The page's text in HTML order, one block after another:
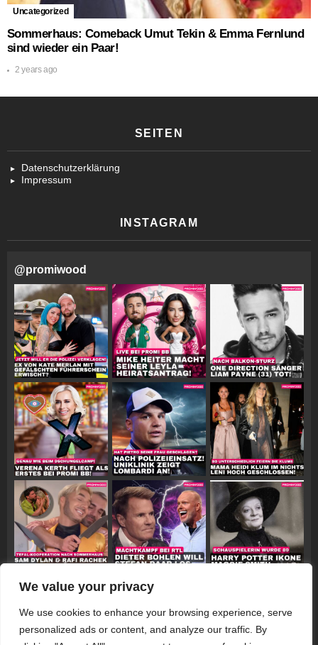
We value your privacy
We use cookies to enhance your browsing experience, serve
personalized ads or content, and analyze our traffic. By
Uncategorized
Sommerhaus: Comeback Umut Tekin & Emma Fernlund
sind wieder ein Paar!
2 years ago
SEITEN
Datenschutzerklärung
Impressum
INSTAGRAM
@promiwood
Follow on Instagram